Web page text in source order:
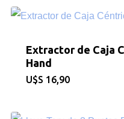
Extractor de Caja
Hand
$ 16,90